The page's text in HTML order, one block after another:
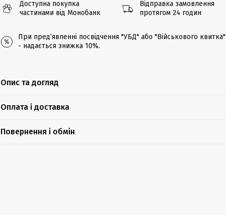
Доступна покупка
частинами від Монобанк
Відправка замовлення
протягом 24 годин
При предʼявленні посвідчення "УБД" або "Військового квитка"
- надається знижка 10%.
Опис та догляд
Оплата і доставка
Повернення і обмін